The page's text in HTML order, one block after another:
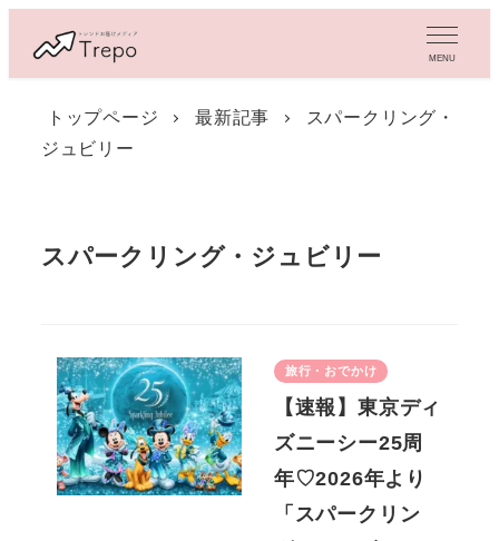
MENU
トップページ 最新記事
スパークリング・
ジュビリー
スパークリング・ジュビリー
旅行・おでかけ
【速報】東京ディ
ズニーシー25周
年♡2026年より
「スパークリン